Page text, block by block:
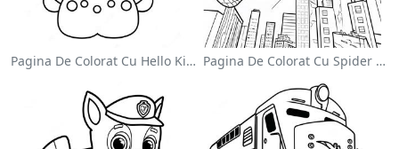
Pagina De Colorat Cu Hello Kitty Drăguță Cu Fundiță Pagina De Colorat Cu Spider Man Swinging Prin Oraș